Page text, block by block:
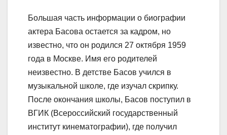
Большая часть информации о биографии
актера Басова остается за кадром, но
известно, что он родился 27 октября 1959
года в Москве. Имя его родителей
неизвестно. В детстве Басов учился в
музыкальной школе, где изучал скрипку.
После окончания школы, Басов поступил в
ВГИК (Всероссийский государственный
институт кинематографии), где получил